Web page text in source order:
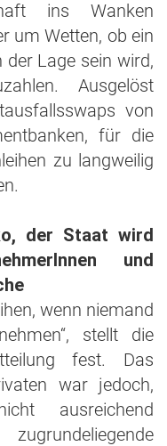
ins Wanken
um Wetten, ob ein
Lage sein wird,
Ausgelöst
von
für die
zu langweilig
der Staat wird
und
wenn niemand
stellt die
fest. Das
war jedoch,
ausreichend